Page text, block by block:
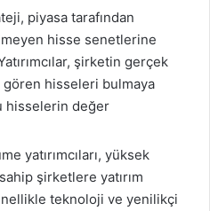
piyasa tarafından
hisse senetlerine
şirketin gerçek
hisseleri bulmaya
hisselerin değer
yatırımcıları, yüksek
şirketlere yatırım
teknoloji ve yenilikçi